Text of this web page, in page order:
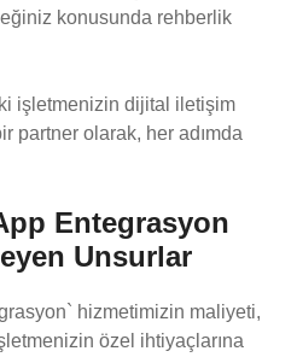
konusunda rehberlik
işletmenizin dijital iletişim
partner olarak, her adımda
Entegrasyon
Unsurlar
hizmetimizin maliyeti,
özel ihtiyaçlarına